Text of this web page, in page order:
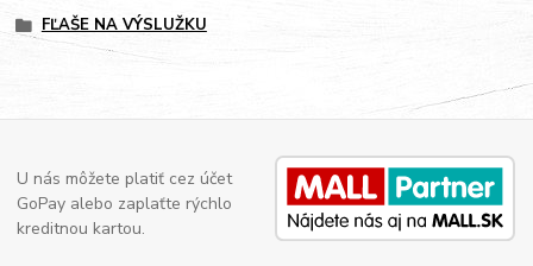
FĽAŠE NA VÝSLUŽKU
U nás môžete platiť cez účet
GoPay alebo zaplaťte rýchlo
kreditnou kartou.